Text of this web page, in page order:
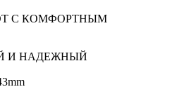
С КОМФОРТНЫМ
И НАДЕЖНЫЙ